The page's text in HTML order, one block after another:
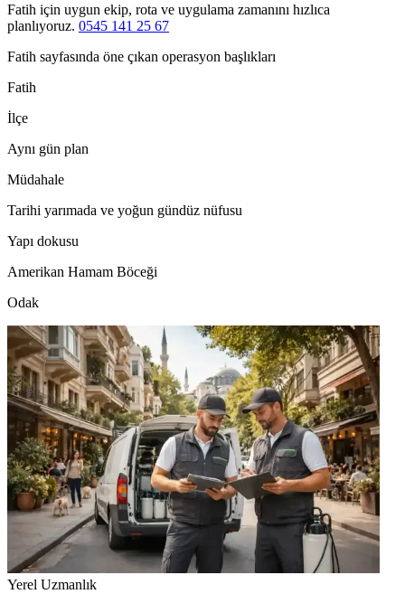
Fatih için uygun ekip, rota ve uygulama zamanını hızlıca
planlıyoruz. 0545 141 25 67
Fatih sayfasında öne çıkan operasyon başlıkları
Fatih
İlçe
Aynı gün plan
Müdahale
Tarihi yarımada ve yoğun gündüz nüfusu
Yapı dokusu
Amerikan Hamam Böceği
Odak
Yerel Uzmanlık